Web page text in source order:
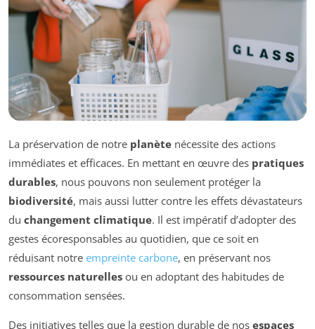
La préservation de notre planète nécessite des actions
immédiates et efficaces. En mettant en œuvre des pratiques
durables, nous pouvons non seulement protéger la
biodiversité, mais aussi lutter contre les effets dévastateurs
du changement climatique. Il est impératif d’adopter des
gestes écoresponsables au quotidien, que ce soit en
réduisant notre empreinte carbone, en préservant nos
ressources naturelles ou en adoptant des habitudes de
consommation sensées.
Des initiatives telles que la gestion durable de nos espaces